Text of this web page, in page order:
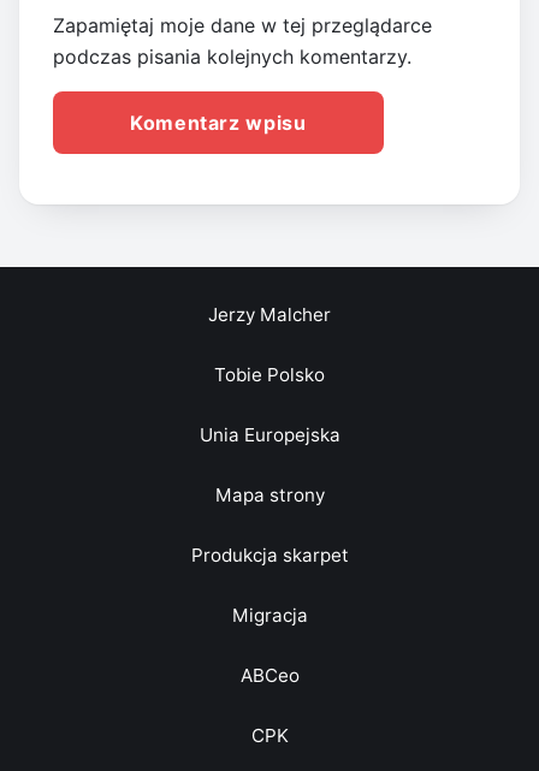
Zapamiętaj moje dane w tej przeglądarce
podczas pisania kolejnych komentarzy.
Jerzy Malcher
Tobie Polsko
Unia Europejska
Mapa strony
Produkcja skarpet
Migracja
ABCeo
CPK